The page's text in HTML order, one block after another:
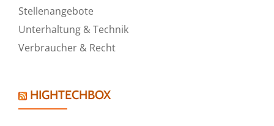
Stellenangebote
Unterhaltung & Technik
Verbraucher & Recht
HIGHTECHBOX